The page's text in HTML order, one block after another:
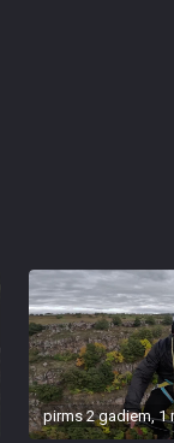
pirms 2 gadiem, 1